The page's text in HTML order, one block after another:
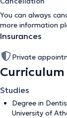
You can always
more information
Insurances
Private
Studies
Degree in
University of